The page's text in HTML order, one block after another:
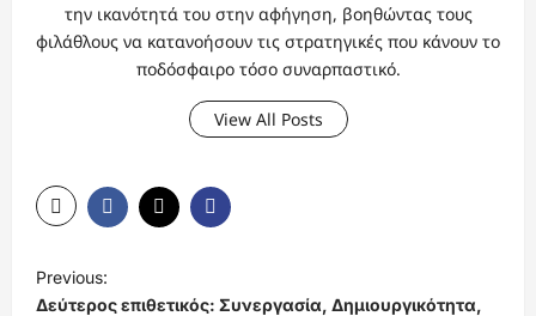
την ικανότητά του στην αφήγηση, βοηθώντας τους
φιλάθλους να κατανοήσουν τις στρατηγικές που κάνουν το
ποδόσφαιρο τόσο συναρπαστικό.
View All Posts
o
Previous:
Δεύτερος επιθετικός: Συνεργασία, Δημιουργικότητα,